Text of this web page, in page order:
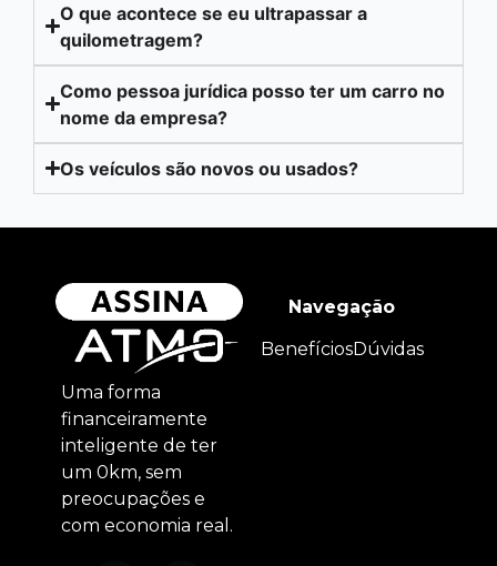
O que acontece se eu ultrapassar a
quilometragem?
Como pessoa jurídica posso ter um carro no
nome da empresa?
Os veículos são novos ou usados?
Uma forma
financeiramente
inteligente de ter
um 0km, sem
preocupações e
com economia real.
Navegação
BenefíciosDúvidas